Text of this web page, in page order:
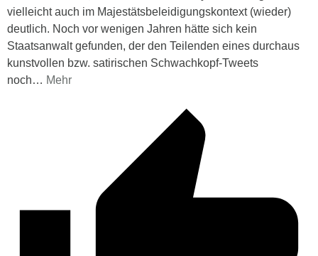
vielleicht auch im Majestätsbeleidigungskontext (wieder)
deutlich. Noch vor wenigen Jahren hätte sich kein
Staatsanwalt gefunden, der den Teilenden eines durchaus
kunstvollen bzw. satirischen Schwachkopf-Tweets
noch… Mehr